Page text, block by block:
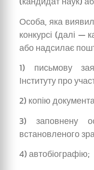
Особа, яка
конкурсі (далі —
або надсилає
1) письмову
Інституту про
2) копію
3) заповнену
встановленого
4) автобіографію;